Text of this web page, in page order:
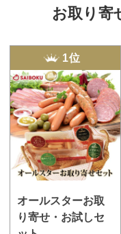
お取り寄
1位
オールスターお取
り寄せ・お試しセ